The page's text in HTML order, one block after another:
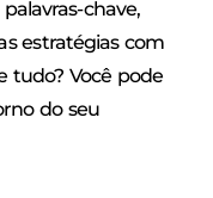
chave,
estratégias com
tudo? Você pode
do seu